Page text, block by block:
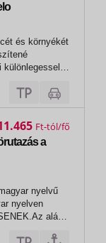
és környékét
különlegessel,
fel Muráno
a
nyelvű
nyelven
alábbi
Ft